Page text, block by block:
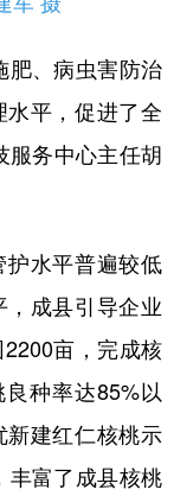
、病虫害防治
平，促进了全
服务中心主任胡
水平普遍较低
成县引导企业
亩，完成核
种率达85%以
新建红仁核桃示
丰富了成县核桃